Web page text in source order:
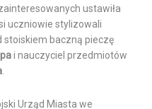
ustawiła
uczniowie stylizowali
baczną pieczę
i nauczyciel przedmiotów
.
Urząd Miasta we